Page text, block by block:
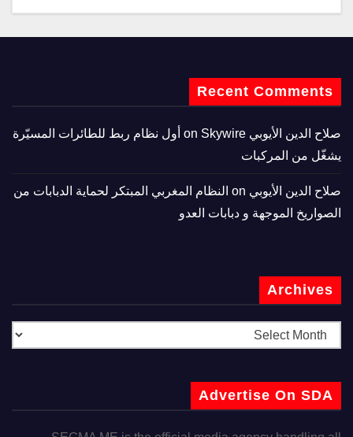
Recent Comments
صلاح الدين الأيوبي
Skywire أول نظام ربط للطائرات المسيّرة
يشغّل من المركبات
صلاح الدين الأيوبي
النظام المغربي المبتكر لحماية الدبابات من
الصواريخ الموجهة و دبابات العدو
Archives
Advertise On SDA